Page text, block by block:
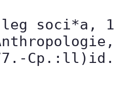
leg soci*a,